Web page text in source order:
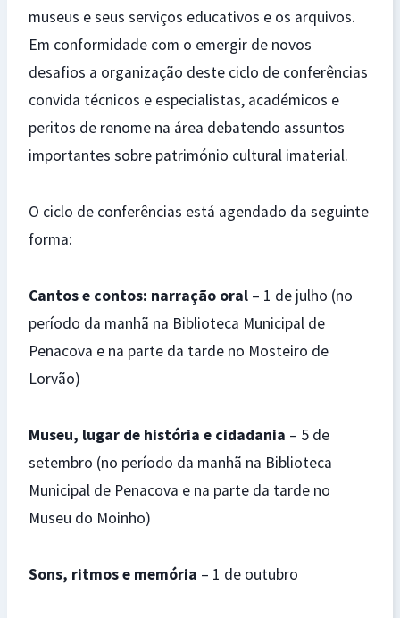
museus e seus serviços educativos e os arquivos.
Em conformidade com o emergir de novos
desafios a organização deste ciclo de conferências
convida técnicos e especialistas, académicos e
peritos de renome na área debatendo assuntos
importantes sobre património cultural imaterial.
O ciclo de conferências está agendado da seguinte
forma:
Cantos e contos: narração oral – 1 de julho (no
período da manhã na Biblioteca Municipal de
Penacova e na parte da tarde no Mosteiro de
Lorvão)
Museu, lugar de história e cidadania – 5 de
setembro (no período da manhã na Biblioteca
Municipal de Penacova e na parte da tarde no
Museu do Moinho)
Sons, ritmos e memória – 1 de outubro